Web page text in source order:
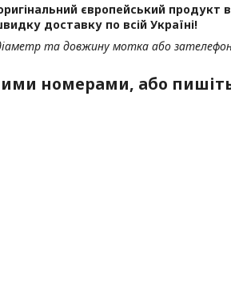
європейський продукт
доставку по всій Україні!
та довжину мотка або
номерами, або